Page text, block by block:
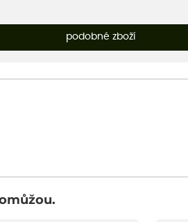
podobné zboží